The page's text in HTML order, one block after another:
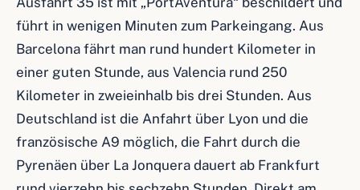
führt in wenigen Minuten zum Parkeingang. Aus
Barcelona fährt man rund hundert Kilometer in
einer guten Stunde, aus Valencia rund 250
Kilometer in zweieinhalb bis drei Stunden. Aus
Deutschland ist die Anfahrt über Lyon und die
französische A9 möglich, die Fahrt durch die
Pyrenäen über La Jonquera dauert ab Frankfurt